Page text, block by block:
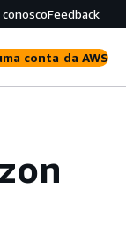
Feedback
conta da AWS